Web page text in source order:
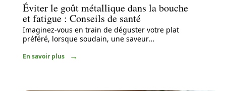
Éviter le goût métallique dans la bouche
et fatigue : Conseils de santé
Imaginez-vous en train de déguster votre plat
préféré, lorsque soudain, une saveur…
En savoir plus